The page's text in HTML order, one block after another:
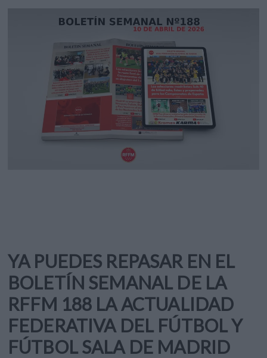
YA PUEDES REPASAR EN EL
BOLETÍN SEMANAL DE LA
RFFM 188 LA ACTUALIDAD
FEDERATIVA DEL FÚTBOL Y
FÚTBOL SALA DE MADRID